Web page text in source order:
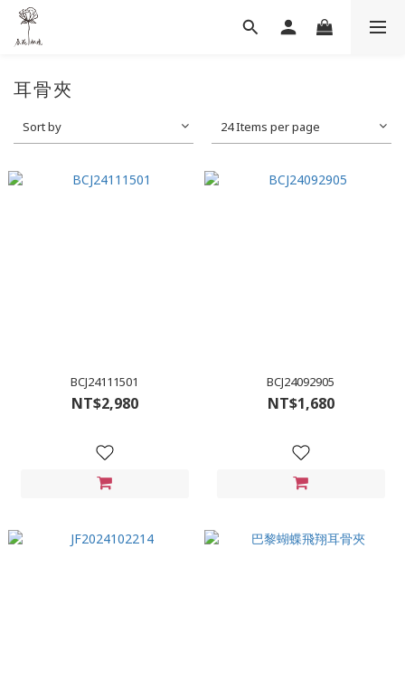
耳骨夾
Sort by 24 Items per page
BCJ24111501
NT$2,980
BCJ24092905
NT$1,680